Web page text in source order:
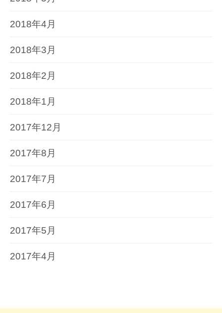
2018年4月
2018年3月
2018年2月
2018年1月
2017年12月
2017年8月
2017年7月
2017年6月
2017年5月
2017年4月